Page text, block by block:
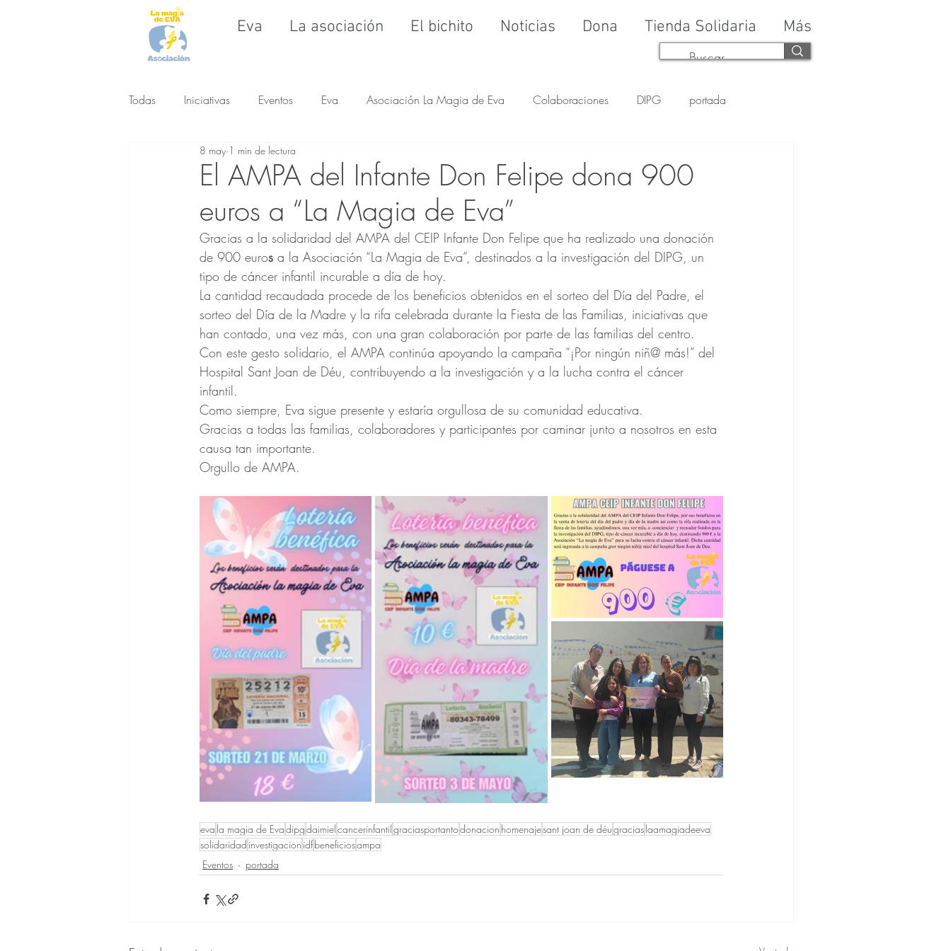
Eva La asociación El bichito Noticias Dona Tienda Solidaria Más
Todas Iniciativas Eventos Eva Asociación La Magia de Eva Colaboraciones DIPG portada
El AMPA del Infante Don Felipe dona 900
euros a “La Magia de Eva”
8 may 1 min de lectura
Gracias a la solidaridad del AMPA del CEIP Infante Don Felipe que ha realizado una donación
de 900 euros a la Asociación “La Magia de Eva”, destinados a la investigación del DIPG, un
tipo de cáncer infantil incurable a día de hoy.
La cantidad recaudada procede de los beneficios obtenidos en el sorteo del Día del Padre, el
sorteo del Día de la Madre y la rifa celebrada durante la Fiesta de las Familias, iniciativas que
han contado, una vez más, con una gran colaboración por parte de las familias del centro.
Con este gesto solidario, el AMPA continúa apoyando la campaña “¡Por ningún niñ@ más!” del
Hospital Sant Joan de Déu, contribuyendo a la investigación y a la lucha contra el cáncer
infantil.
Como siempre, Eva sigue presente y estaría orgullosa de su comunidad educativa.
Gracias a todas las familias, colaboradores y participantes por caminar junto a nosotros en esta
causa tan importante.
Orgullo de AMPA.
eva la magia de Evadipgdaimielcancerinfantilgraciasportantodonacion homenajesant joan de déugraciaslaamagiadeeva
solidaridad investigacion idfbeneficiosampa
Eventos
portada